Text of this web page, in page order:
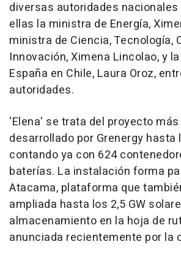
diversas autoridades
ellas la ministra de Energía,
ministra de Ciencia, Tecnología,
Innovación, Ximena Lincolao, y
España en Chile, Laura Oroz,
autoridades.
'Elena' se trata del proyecto
desarrollado por Grenergy hasta
contando ya con 624
baterías. La instalación forma
Atacama, plataforma que
ampliada hasta los 2,5 GW
almacenamiento en la hoja de
anunciada recientemente por la